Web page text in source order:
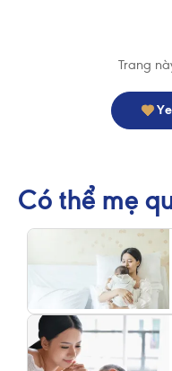
Trang
Có thể mẹ